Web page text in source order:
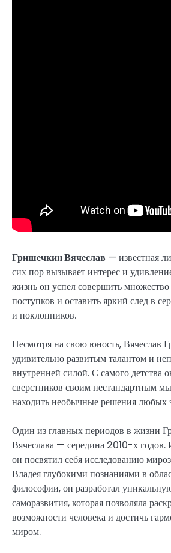
Гришечкин Вячеслав — известная
сих пор вызывает интерес и
жизнь он успел совершить
поступков и оставить яркий след в
и поклонников.
Несмотря на свою юность, Вячеслав
удивительно развитым талантом и
внутренней силой. С самого детства
сверстников своим нестандартным
находить необычные решения любых
Один из главных периодов в жизни
Вячеслава — середина 2010-х годов.
он посвятил себя исследованию
Владея глубокими познаниями в
философии, он разработал
саморазвития, которая позволяла
возможности человека и достичь
миром.